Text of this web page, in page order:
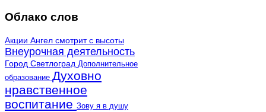
Облако слов
Акции Ангел смотрит с высоты
Внеурочная деятельность
Город Светлоград Дополнительное
образование Духовно
нравственное
воспитание Зову я в душу